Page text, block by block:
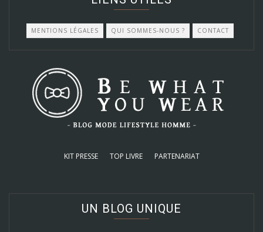
MENTIONS LÉGALES QUI SOMMES-NOUS ? CONTACT
KIT PRESSE TOP LIVRE PARTENARIAT
UN BLOG UNIQUE